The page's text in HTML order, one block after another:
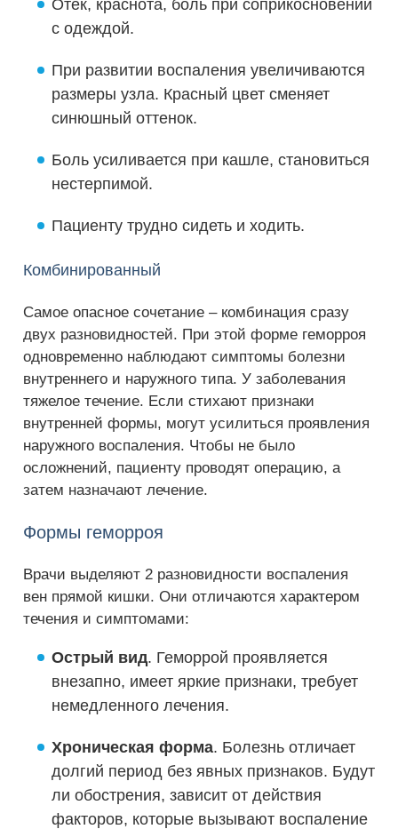
Отек, краснота, боль при соприкосновении
с одеждой.
При развитии воспаления увеличиваются
размеры узла. Красный цвет сменяет
синюшный оттенок.
Боль усиливается при кашле, становиться
нестерпимой.
Пациенту трудно сидеть и ходить.
Комбинированный
Самое опасное сочетание – комбинация сразу
двух разновидностей. При этой форме геморроя
одновременно наблюдают симптомы болезни
внутреннего и наружного типа. У заболевания
тяжелое течение. Если стихают признаки
внутренней формы, могут усилиться проявления
наружного воспаления. Чтобы не было
осложнений, пациенту проводят операцию, а
затем назначают лечение.
Формы геморроя
Врачи выделяют 2 разновидности воспаления
вен прямой кишки. Они отличаются характером
течения и симптомами:
Острый вид. Геморрой проявляется
внезапно, имеет яркие признаки, требует
немедленного лечения.
Хроническая форма. Болезнь отличает
долгий период без явных признаков. Будут
ли обострения, зависит от действия
факторов, которые вызывают воспаление